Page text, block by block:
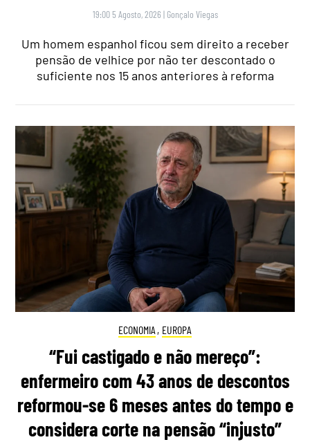
19:00 5 Agosto, 2026 | Gonçalo Viegas
Um homem espanhol ficou sem direito a receber
pensão de velhice por não ter descontado o
suficiente nos 15 anos anteriores à reforma
ECONOMIA , EUROPA
“Fui castigado e não mereço”:
enfermeiro com 43 anos de descontos
reformou-se 6 meses antes do tempo e
considera corte na pensão “injusto”